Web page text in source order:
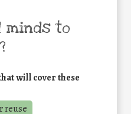
minds to
will cover these
reuse